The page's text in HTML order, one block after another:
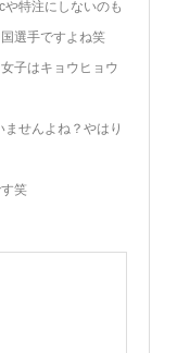
特注にしないのも
選手ですよね笑
子はキョウヒョウ
せんよね？やはり
笑